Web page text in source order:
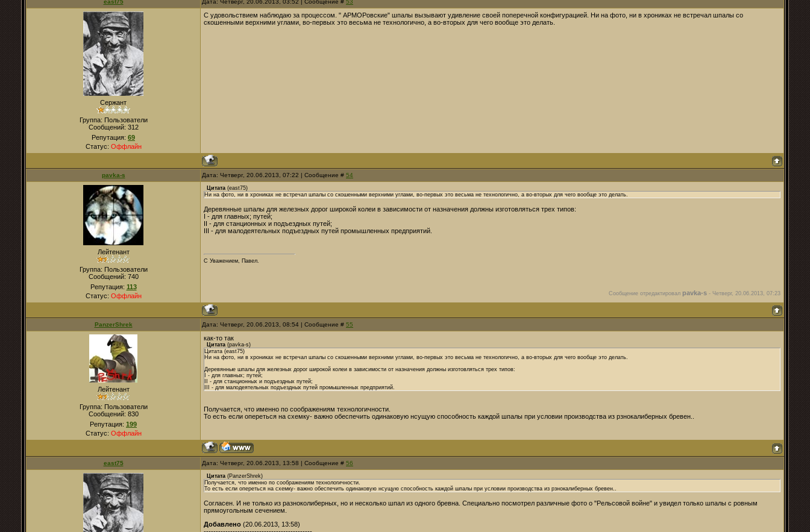
east75 Дата: Четверг, 20.06.2013, 03:52 | Сообщение # 53
Сержант
Группа: Пользователи
Сообщений: 312
Репутация: 69
Статус: Оффлайн
С удовольствием наблюдаю за процессом. " АРМОРовские" шпалы вызывают удивление своей поперечной конфигурацией. Ни на фото, ни в хрониках не встречал шпалы со
скошенными верхними углами, во-первых это весьма не технологично, а во-вторых для чего вообще это делать.
pavka-s Дата: Четверг, 20.06.2013, 07:22 | Сообщение # 54
Лейтенант
Группа: Пользователи
Сообщений: 740
Репутация: 113
Статус: Оффлайн
Цитата (east75)
Ни на фото, ни в хрониках не встречал шпалы со скошенными верхними углами, во-первых это весьма не технологично, а во-вторых для чего вообще это делать.
Деревянные шпалы для железных дорог широкой колеи в зависимости от назначения должны изготовляться трех типов:
I - для главных; путей;
II - для станционных и подъездных путей;
III - для малодеятельных подъездных путей промышленных предприятий.
С Уважением, Павел.
Сообщение отредактировал pavka-s - Четверг, 20.06.2013, 07:23
PanzerShrek Дата: Четверг, 20.06.2013, 08:54 | Сообщение # 55
Лейтенант
Группа: Пользователи
Сообщений: 830
Репутация: 199
Статус: Оффлайн
как-то так
Цитата (pavka-s)
Цитата (east75)
Ни на фото, ни в хрониках не встречал шпалы со скошенными верхними углами, во-первых это весьма не технологично, а во-вторых для чего вообще это делать.
Деревянные шпалы для железных дорог широкой колеи в зависимости от назначения должны изготовляться трех типов:
I - для главных; путей;
II - для станционных и подъездных путей;
III - для малодеятельных подъездных путей промышленных предприятий.
Получается, что именно по соображениям технологичности.
То есть если опереться на схемку- важно обеспечить одинаковую нсущую способность каждой шпалы при условии производства из рзнокалиберных бревен..
east75 Дата: Четверг, 20.06.2013, 13:58 | Сообщение # 56
Цитата (PanzerShrek)
Получается, что именно по соображениям технологичности.
То есть если опереться на схемку- важно обеспечить одинаковую нсущую способность каждой шпалы при условии производства из рзнокалиберных бревен..
Согласен. И не только из разноколиберных, но и несколько шпал из одного бревна. Специально посмотрел различные фото о "Рельсовой войне" и увидел только шпалы с ровным
прямоугольным сечением.
Добавлено (20.06.2013, 13:58)